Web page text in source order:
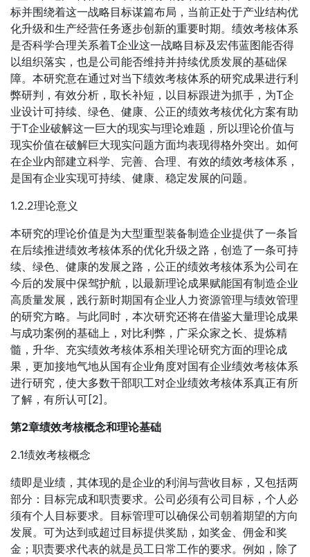
标并围绕着这一战略目标谋篇布局，当前正处于产业结构优
化升级和生产经营任务逐步创新的重要时期。绩效考核体系
是否科学合理关系着T企业这一战略目标及宏伟蓝图能否得
以组织落实，也是公司能否维持并持续优质发展的基础保
障。本研究意在通过对当下绩效考核体系的研究成果进行利
弊研判，有效分析，取长补短，以目标跟进为抓手，为T企
业设计可持续、绿色、健康、公正的绩效考核优化方案有助
于T企业破解这一巨大的现实与理论难题，所以理论价值与
现实价值在破解巨大现实问题方面均表现得格外突出。如何
在企业内部建立科学、完善、合理、有效的绩效考核体系，
是国有企业实现可持续、健康、稳定发展的问题。
1.2.2理论意义
本研究的理论价值是为大型重型装备制造企业提供了一条旨
在后续推进绩效考核体系的优化升级之路，创造了一条可持
续、绿色、健康的发展之路，公正的绩效考核体系为公司在
今后的发展中保驾护航，以最新理论成果赋能国有制造企业
高质量发展，践行新时期国有企业人力资源管理与绩效管理
的研究方略。与此同时，本次研究还将在借鉴大量理论成果
与成功案例的基础上，对比利弊，广采众家之长、提炼精
髓，升华、充实绩效考核体系相关理论研究方面的理论成
果，更加接地气地从国有企业角度对国有企业绩效考核体系
进行研究，使大多数干部职工对企业绩效考核体系真正有所
了解，有所认可[2]。
第2章绩效考核概念和理论基础
2.1绩效考核概念
绩即是业绩，其体现的是企业的利润与营收目标，又包括两
部分：目标完成和职责要求。公司必须有公司目标，个人必
须有个人目标要求。目标管理可以确保公司朝着期望的方向
发展。可为达到或超过目标提供奖励，如奖金、佣金和奖
金；职责要求代表的就是员工日常工作的要求。例如，除了